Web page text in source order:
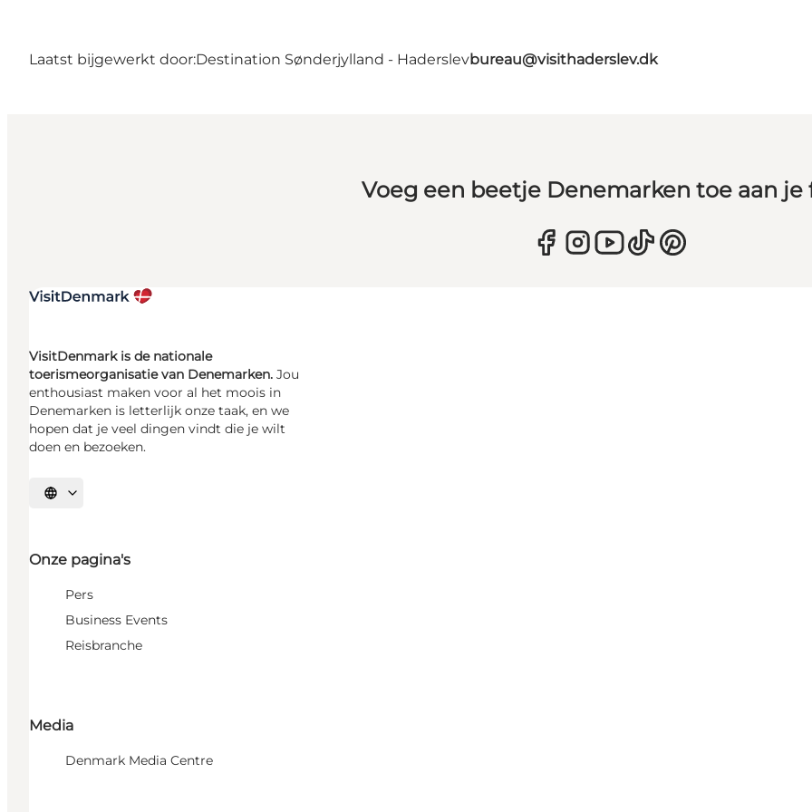
Laatst bijgewerkt door:Destination Sønderjylland - Haderslevbureau@visithaderslev.dk
Voeg een beetje Denemarken toe aan je
VisitDenmark is de nationale
toerismeorganisatie van Denemarken. Jou
enthousiast maken voor al het moois in
Denemarken is letterlijk onze taak, en we
hopen dat je veel dingen vindt die je wilt
doen en bezoeken.
Selecteer taal
Onze pagina's
Pers
Business Events
Reisbranche
Media
Denmark Media Centre